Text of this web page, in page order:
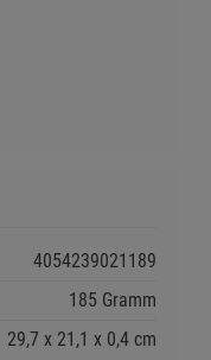
4054239021189
185 Gramm
29,7 21,1 0,4cm